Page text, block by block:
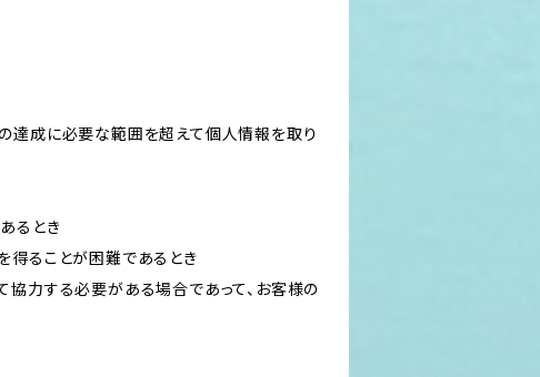
達成に必要な範囲を超えて個人情報を取り
るとき
得ることが困難であるとき
協力する必要がある場合であって、お客様の